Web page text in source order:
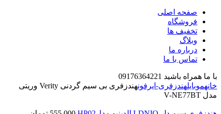
صفحه اصلی
فروشگاه
تخفیف ها
وبلاگ
درباره ما
تماس با ما
با ما همراه باشید 09176364221
خانهموبایلهندزفری-ایرفون
هندزفری بی سیم گردنی Verity وریتی
مدل V-NE77BT